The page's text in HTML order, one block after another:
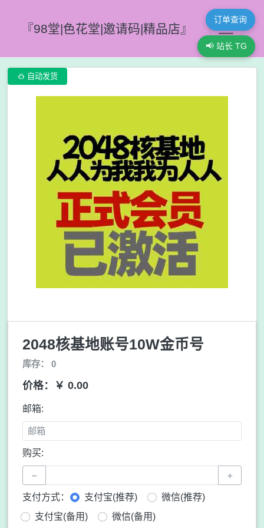
『98堂|色花堂|邀请码|精品店』
订单查询
📢 站长 TG
 自动发货
2048核基地账号10W金币号
库存： 0
价格：￥ 0.00
邮箱:
购买:
− +
支付方式： 支付宝(推荐)
微信(推荐)
支付宝(备用)
微信(备用)